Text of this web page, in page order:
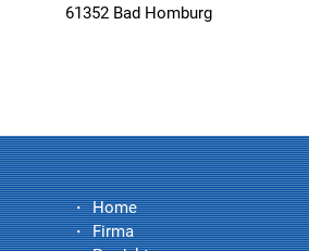
61352 Bad Homburg
Home
Firma